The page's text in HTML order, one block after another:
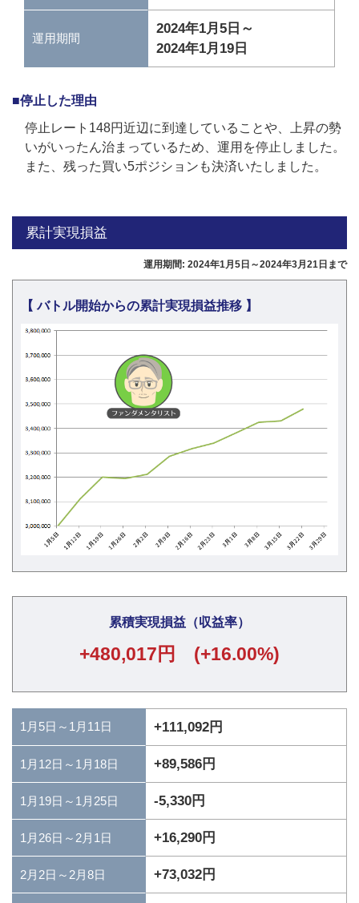
運用期間
2024年1月5日～
2024年1月19日
■停止した理由
停止レート148円近辺に到達していることや、上昇の勢
いがいったん治まっているため、運用を停止しました。
また、残った買い5ポジションも決済いたしました。
累計実現損益
運用期間: 2024年1月5日～2024年3月21日まで
【 バトル開始からの累計実現損益推移 】
累積実現損益（収益率）
+480,017円 (+16.00%)
1月5日～1月11日 +111,092円
1月12日～1月18日 +89,586円
1月19日～1月25日 -5,330円
1月26日～2月1日 +16,290円
2月2日～2月8日 +73,032円